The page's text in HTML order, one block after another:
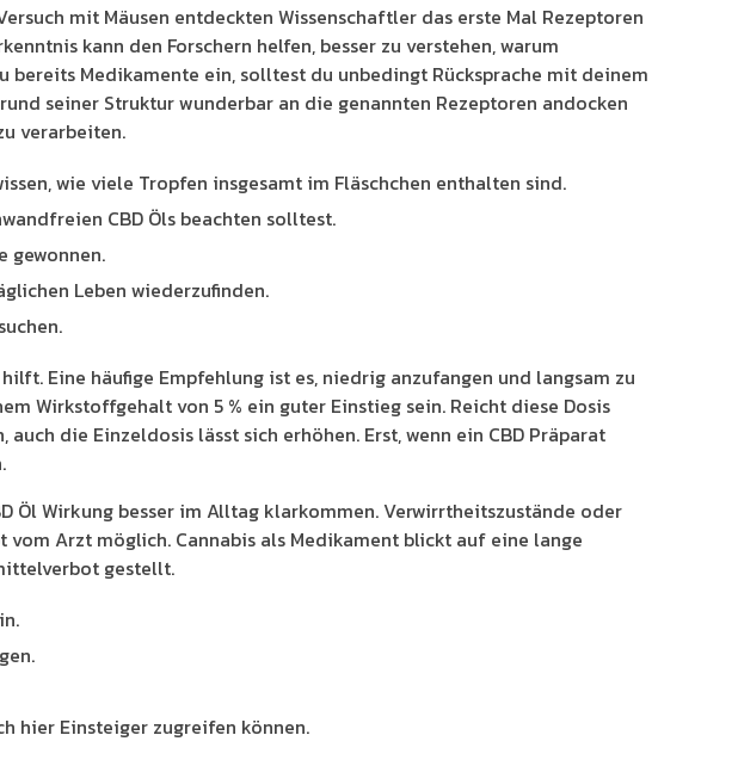
mit Mäusen entdeckten Wissenschaftler das erste Mal Rezeptoren
kann den Forschern helfen, besser zu verstehen, warum
Medikamente ein, solltest du unbedingt Rücksprache mit deinem
seiner Struktur wunderbar an die genannten Rezeptoren andocken
verarbeiten.
wie viele Tropfen insgesamt im Fläschchen enthalten sind.
CBD Öls beachten solltest.
gewonnen.
Leben wiederzufinden.
Eine häufige Empfehlung ist es, niedrig anzufangen und langsam zu
Wirkstoffgehalt von 5 % ein guter Einstieg sein. Reicht diese Dosis
die Einzeldosis lässt sich erhöhen. Erst, wenn ein CBD Präparat
Öl Wirkung besser im Alltag klarkommen. Verwirrtheitszustände oder
Arzt möglich. Cannabis als Medikament blickt auf eine lange
gestellt.
hier Einsteiger zugreifen können.